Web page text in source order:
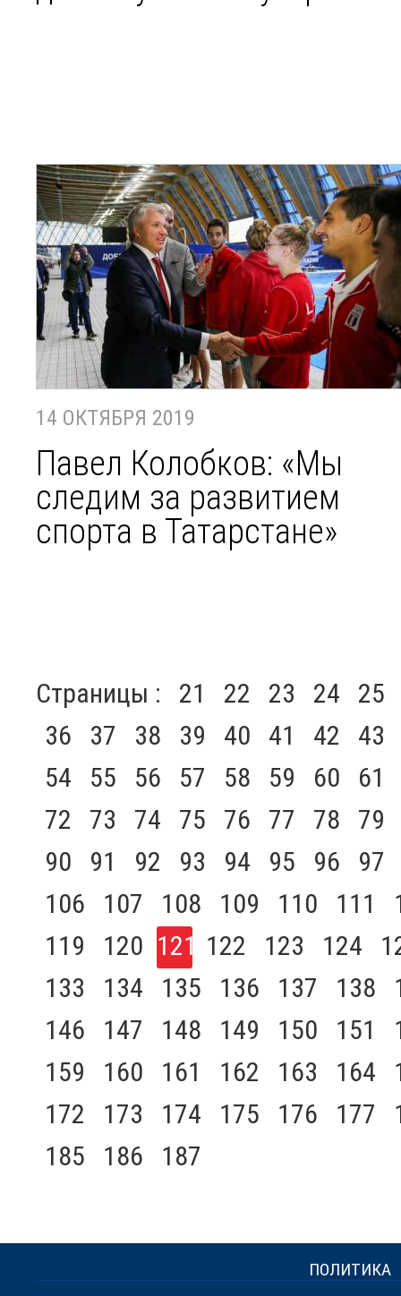
14 ОКТЯБРЯ 2019
Павел Колобков: «Мы
следим за развитием
спорта в Татарстане»
Страницы : 21 22 23 24
25
36
37 38 39 40 41 42
43
54
55 56 57 58 59 60
61
72
73 74 75 76 77 78
79
90
91 92 93 94 95 96
97
106
107 108 109 110 111
119
120 121 122 123 124
133
134 135 136 137 138
146
147 148 149 150 151
159
160 161 162 163 164
172
173 174 175 176 177
185
186 187
ПОЛИТИКА